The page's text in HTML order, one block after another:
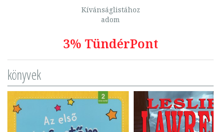
Kívánságlistához
adom
3% TündérPont
könyvek